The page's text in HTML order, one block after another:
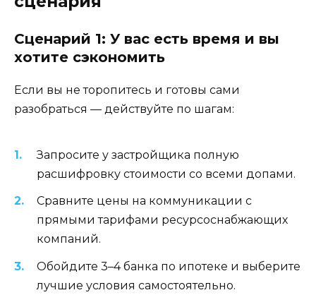
Сценарий 1: У вас есть время и вы
хотите сэкономить
Если вы не торопитесь и готовы сами
разобраться — действуйте по шагам:
Запросите у застройщика полную
расшифровку стоимости со всеми допами.
Сравните цены на коммуникации с
прямыми тарифами ресурсоснабжающих
компаний.
Обойдите 3–4 банка по ипотеке и выберите
лучшие условия самостоятельно.